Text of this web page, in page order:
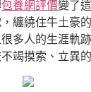
包養網評價變了
纏繞住牛土豪
多人的生涯軌
竭摸索、立異